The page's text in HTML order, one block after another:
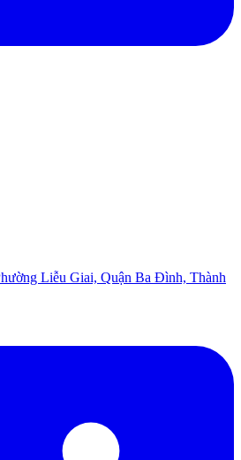
Liễu Giai, Quận Ba Đình, Thành